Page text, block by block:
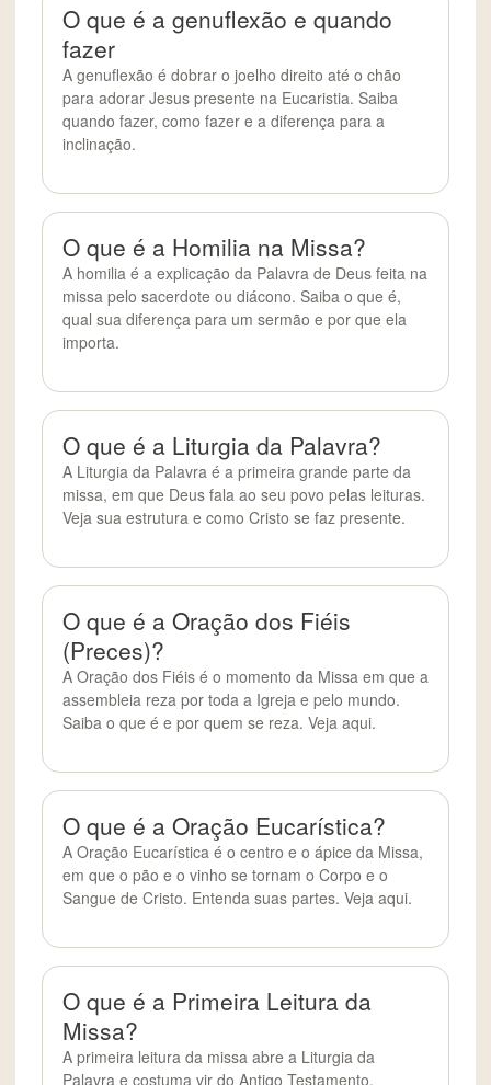
O que é a genuflexão e quando
fazer
A genuflexão é dobrar o joelho direito até o chão
para adorar Jesus presente na Eucaristia. Saiba
quando fazer, como fazer e a diferença para a
inclinação.
O que é a Homilia na Missa?
A homilia é a explicação da Palavra de Deus feita na
missa pelo sacerdote ou diácono. Saiba o que é,
qual sua diferença para um sermão e por que ela
importa.
O que é a Liturgia da Palavra?
A Liturgia da Palavra é a primeira grande parte da
missa, em que Deus fala ao seu povo pelas leituras.
Veja sua estrutura e como Cristo se faz presente.
O que é a Oração dos Fiéis
(Preces)?
A Oração dos Fiéis é o momento da Missa em que a
assembleia reza por toda a Igreja e pelo mundo.
Saiba o que é e por quem se reza. Veja aqui.
O que é a Oração Eucarística?
A Oração Eucarística é o centro e o ápice da Missa,
em que o pão e o vinho se tornam o Corpo e o
Sangue de Cristo. Entenda suas partes. Veja aqui.
O que é a Primeira Leitura da
Missa?
A primeira leitura da missa abre a Liturgia da
Palavra e costuma vir do Antigo Testamento.